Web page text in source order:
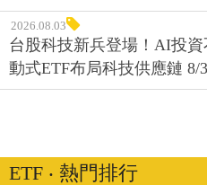
2026.08.03
台股科技新兵登場！AI投
動式ETF布局科技供應鏈 8/
ETF ‧ 熱門排行